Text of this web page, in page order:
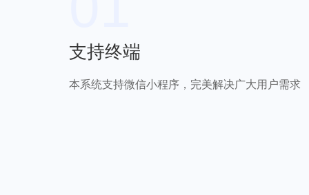
支持终端
本系统支持微信小程序，完美解决广大用户需求